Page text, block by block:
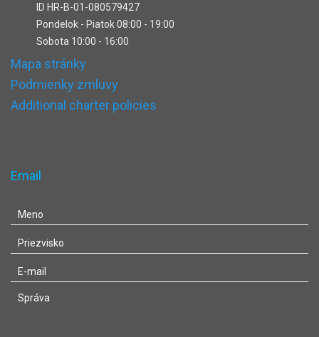
ID HR-B-01-080579427
Pondelok - Piatok 08:00 - 19:00
Sobota 10:00 - 16:00
Mapa stránky
Podmienky zmluvy
Additional charter policies
Email